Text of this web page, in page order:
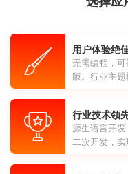
用户体验绝
无需编程，
版。行业主
行业技术领
源生语言开
二次开发，